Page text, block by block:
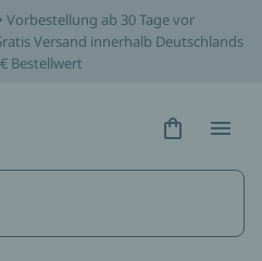
Vorbestellung ab 30 Tage vor
Versand innerhalb Deutschlands
Bestellwert
Hidden